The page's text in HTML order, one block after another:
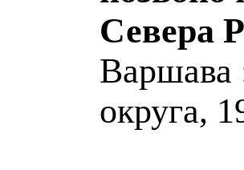
Севера
Варшава
округа,